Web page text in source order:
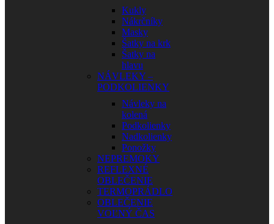
Kukly
Nákrčníky
Masky
Šatky na krk
Šatky na
hlavu
NÁVLEKY –
PODKOLIENKY
Návleky na
kolená
Podkolienky
Nadkolienky
Ponožky
NEPREMOKY
REFLEXNÉ
OBLEČENIE
TERMOPRÁDLO
OBLEČENIE
VOĽNÝ ČAS